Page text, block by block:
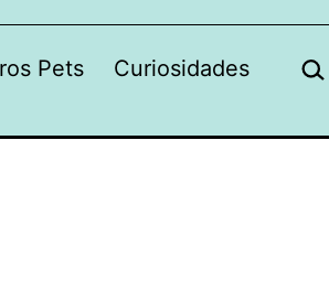
Pets Curiosidades